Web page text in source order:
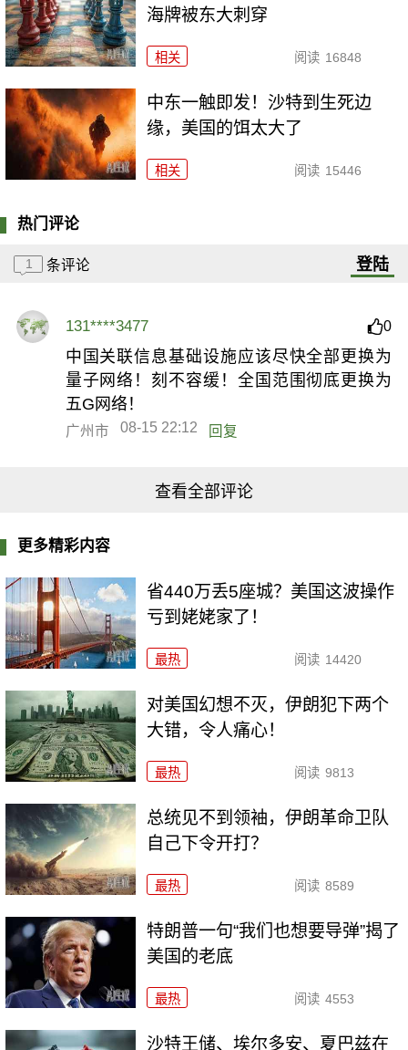
海牌被东大刺穿
相关 阅读 16848
中东一触即发！沙特到生死边
缘，美国的饵太大了
相关 阅读 15446
热门评论
1 条评论 登陆
131****3477 0
中国关联信息基础设施应该尽快全部更换为
量子网络！刻不容缓！全国范围彻底更换为
五G网络！
广州市 08-15 22:12 回复
查看全部评论
更多精彩内容
省440万丢5座城？美国这波操作
亏到姥姥家了！
最热 阅读 14420
对美国幻想不灭，伊朗犯下两个
大错，令人痛心！
最热 阅读 9813
总统见不到领袖，伊朗革命卫队
自己下令开打？
最热 阅读 8589
特朗普一句“我们也想要导弹”揭了
美国的老底
最热 阅读 4553
沙特王储、埃尔多安、夏巴兹在